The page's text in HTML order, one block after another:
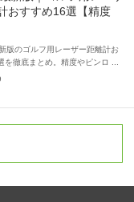
おすすめ16選【精度
版のゴルフ用レーザー距離計お
を徹底まとめ。精度やピンロ ...